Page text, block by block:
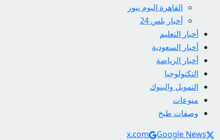
القاهرة اليوم نيوز
أخبار بلس 24
أخبار التعليم
أخبار السعودية
أخبار الرياضة
التكنولوجيا
التمويل والبنوك
منوعات
وصفات طبخ
Social Links
x.com
Google News